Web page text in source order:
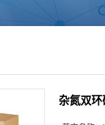
杂氮双环